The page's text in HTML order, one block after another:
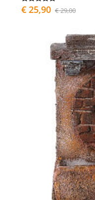
€ 25,90 € 29,00